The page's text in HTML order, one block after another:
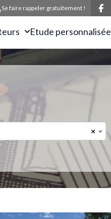
Se faire rappeler gratuitement !
Etude personnalisée
×